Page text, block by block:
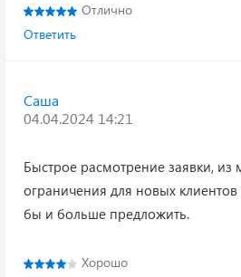
Отлично
Ответить
Саша
04.04.2024 14:21
Быстрое расмотрение заявки, из
ограничения для новых
бы и больше предложить.
Хорошо